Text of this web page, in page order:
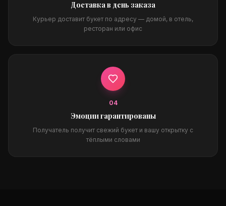
Доставка в день заказа
Курьер доставит букет по адресу — домой, в отель,
ресторан или офис
04
Эмоции гарантированы
Получатель получит свежий букет и вашу открытку с
тёплыми словами